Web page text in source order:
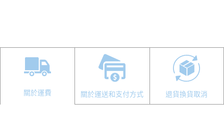
關於運費 關於運送和支付方式 退貨換貨取消